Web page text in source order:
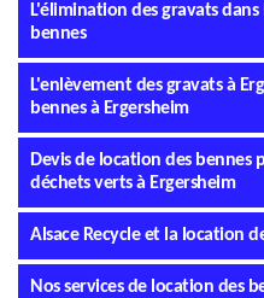
L'élimination des gravats dans
bennes
L'enlèvement des gravats à
bennes à Ergersheim
Devis de location des
déchets verts à Ergersheim
Alsace Recycle et la location
Nos services de location des